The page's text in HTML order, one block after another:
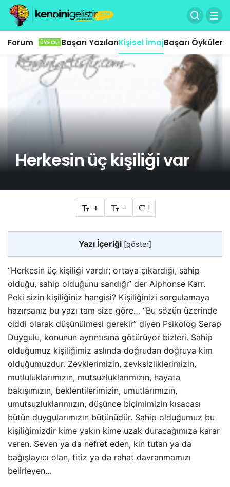
Forum ÜYE OL! Başarı YazılarıKişisel İmajBaşarı Öyküleri
Herkesin üç kişiliği var
+ - 1
Yazı İçeriği [göster]
“Herkesin üç kişiliği vardır; ortaya çıkardığı, sahip
olduğu, sahip olduğunu sandığı” der Alphonse Karr.
Peki sizin kişiliğiniz hangisi? Kişiliğinizi sorgulamaya
hazırsanız bu yazı tam size göre… “Bu sözün üzerinde
ciddi olarak düşünülmesi gerekir” diyen Psikolog Serap
Duygulu, konunun ayrıntısına götürüyor bizleri. Sahip
olduğumuz kişiliğimiz aslında doğrudan doğruya kim
olduğumuzdur. Zevklerimizin, zevksizliklerimizin,
mutluluklarımızın, mutsuzluklarımızın, hayata
bakışımızın, beklentilerimizin, umutlarımızın,
umutsuzluklarımızın, düşünce biçimimizin kısacası
bütün duygularımızın bütünüdür. Sahip olduğumuz bu
kişiliğimizdir kime yakın kime uzak duracağımıza karar
veren. Seven ya da nefret eden, kin tutan ya da
bağışlayıcı olan, titiz ya da rahat davranmamızı
belirleyen…